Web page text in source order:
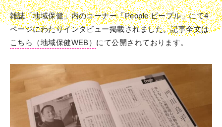
雑誌「地域保健」内のコーナー「People ピープル」にて4
ページにわたりインタビュー掲載されました。記事全文は
こちら（地域保健WEB） にて公開されております。